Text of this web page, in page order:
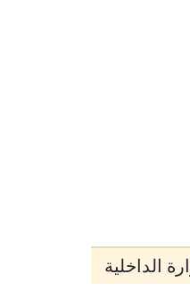
الداخلية